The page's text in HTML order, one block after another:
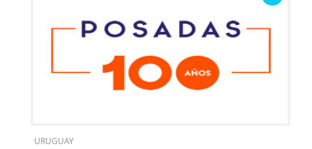
URUGUAY